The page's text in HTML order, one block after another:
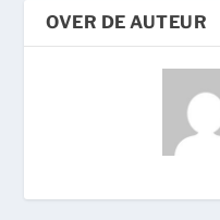
OVER DE AUTEUR